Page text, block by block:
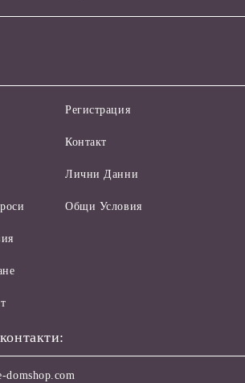
Регистрация
Контакт
Лични Данни
Общи Условия
domshop.com